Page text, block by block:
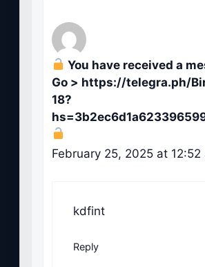
You have received a
Go > https://telegra.ph/
18?
February 25, 2025 at 12:52
kdfint
Reply